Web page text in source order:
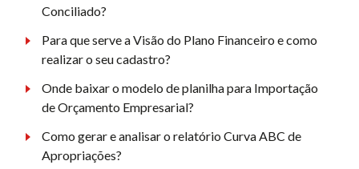
Conciliado?
Para que serve a Visão do Plano Financeiro e como
realizar o seu cadastro?
Onde baixar o modelo de planilha para Importação
de Orçamento Empresarial?
Como gerar e analisar o relatório Curva ABC de
Apropriações?